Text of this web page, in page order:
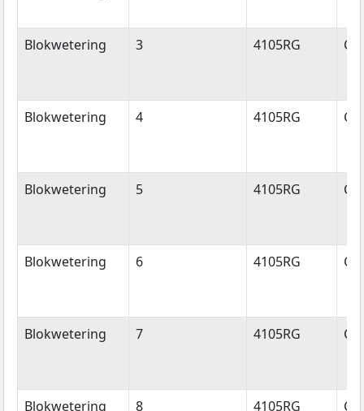
Blokwetering 3 4105RG
Blokwetering 4 4105RG
Blokwetering 5 4105RG
Blokwetering 6 4105RG
Blokwetering 7 4105RG
Blokwetering 8 4105RG